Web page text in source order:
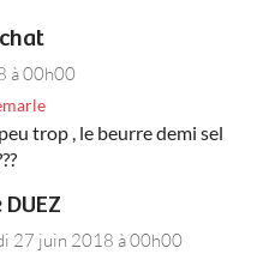
à 00h00
trop , le beurre demi sel
27 juin 2018 à 00h00